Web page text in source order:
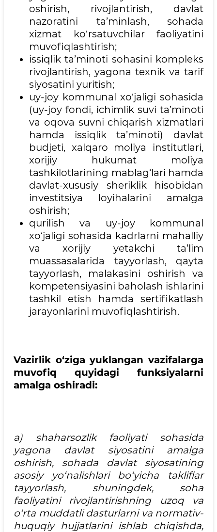
oshirish, rivojlantirish, davlat
nazoratini ta’minlash, sohada
xizmat ko‘rsatuvchilar faoliyatini
muvofiqlashtirish;
issiqlik ta’minoti sohasini kompleks
rivojlantirish, yagona texnik va tarif
siyosatini yuritish;
uy-joy kommunal xo‘jaligi sohasida
(uy-joy fondi, ichimlik suvi ta’minoti
va oqova suvni chiqarish xizmatlari
hamda issiqlik ta’minoti) davlat
budjeti, xalqaro moliya institutlari,
xorijiy hukumat moliya
tashkilotlarining mablag‘lari hamda
davlat-xususiy sheriklik hisobidan
investitsiya loyihalarini amalga
oshirish;
qurilish va uy-joy kommunal
xo‘jaligi sohasida kadrlarni mahalliy
va xorijiy yetakchi ta’lim
muassasalarida tayyorlash, qayta
tayyorlash, malakasini oshirish va
kompetensiyasini baholash ishlarini
tashkil etish hamda sertifikatlash
jarayonlarini muvofiqlashtirish.
Vazirlik o‘ziga yuklangan vazifalarga
muvofiq quyidagi funksiyalarni
amalga oshiradi:
a) shaharsozlik faoliyati sohasida
yagona davlat siyosatini amalga
oshirish, sohada davlat siyosatining
asosiy yo‘nalishlari bo‘yicha takliflar
tayyorlash, shuningdek, soha
faoliyatini rivojlantirishning uzoq va
o‘rta muddatli dasturlarni va normativ-
huquqiy hujjatlarini ishlab chiqishda,